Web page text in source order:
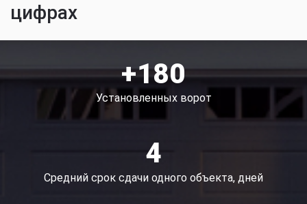
цифрах
+180
Установленных ворот
4
Средний срок сдачи одного объекта, дней